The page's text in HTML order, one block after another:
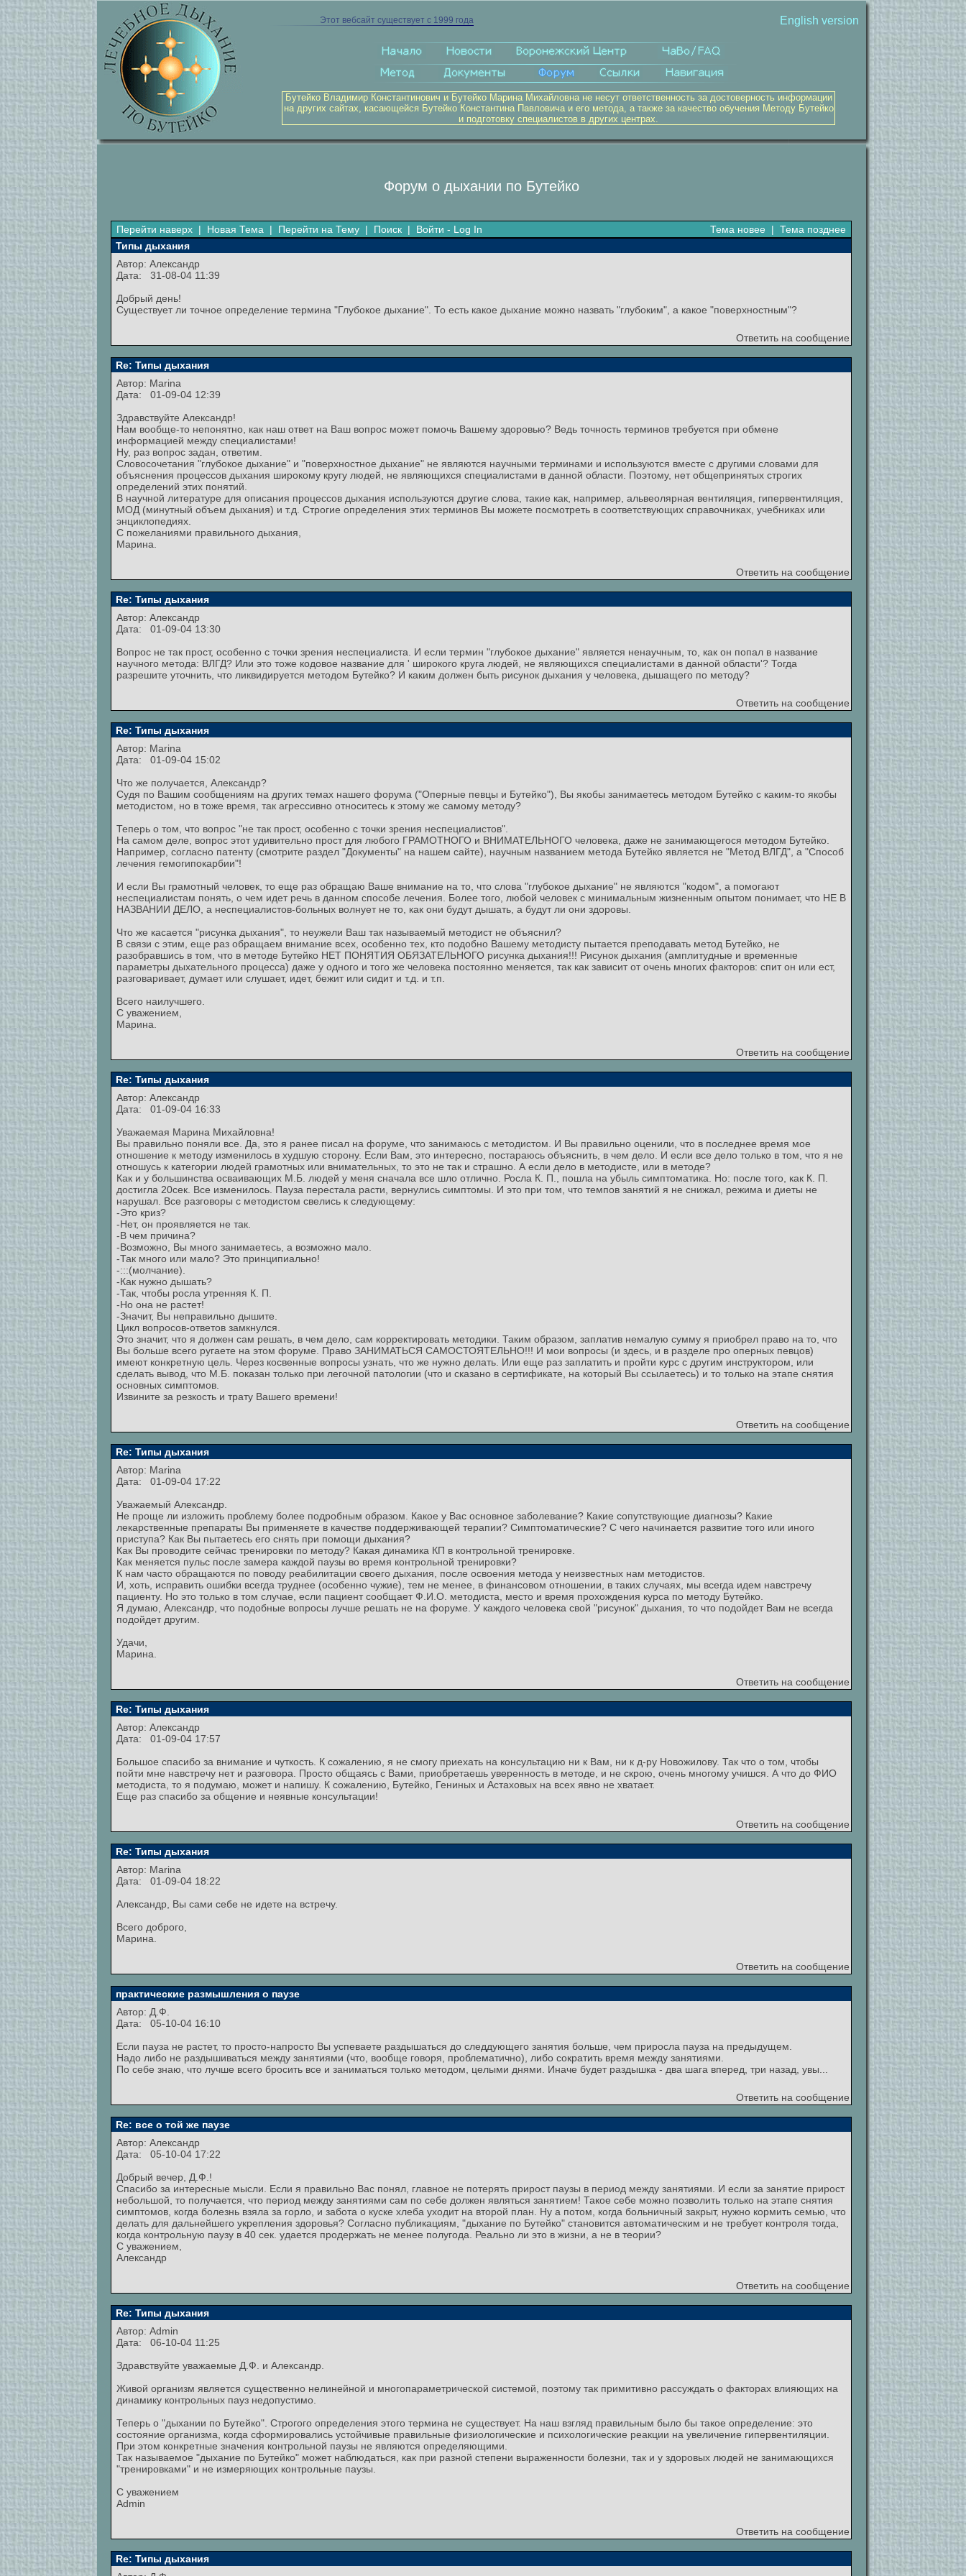
Этот вебсайт существует с 1999 года English version
Бутейко Владимир Константинович и Бутейко Марина Михайловна не несут ответственность за достоверность информации
на других сайтах, касающейся Бутейко Константина Павловича и его метода, а также за качество обучения Методу Бутейко
и подготовку специалистов в других центрах.
Форум о дыхании по Бутейко
Перейти наверх | Новая Тема | Перейти на Тему | Поиск | Войти - Log In Тема новее | Тема позднее
Типы дыхания
Автор: Александр
Дата: 31-08-04 11:39
Добрый день!
Существует ли точное определение термина "Глубокое дыхание". То есть какое дыхание можно назвать "глубоким", а какое "поверхностным"?
Ответить на сообщение
Re: Типы дыхания
Автор: Marina
Дата: 01-09-04 12:39
Здравствуйте Александр!
Нам вообще-то непонятно, как наш ответ на Ваш вопрос может помочь Вашему здоровью? Ведь точность терминов требуется при обмене
информацией между специалистами!
Ну, раз вопрос задан, ответим.
Словосочетания "глубокое дыхание" и "поверхностное дыхание" не являются научными терминами и используются вместе с другими словами для
объяснения процессов дыхания широкому кругу людей, не являющихся специалистами в данной области. Поэтому, нет общепринятых строгих
определений этих понятий.
В научной литературе для описания процессов дыхания используются другие слова, такие как, например, альвеолярная вентиляция, гипервентиляция,
МОД (минутный объем дыхания) и т.д. Строгие определения этих терминов Вы можете посмотреть в соответствующих справочниках, учебниках или
энциклопедиях.
С пожеланиями правильного дыхания,
Марина.
Ответить на сообщение
Re: Типы дыхания
Автор: Александр
Дата: 01-09-04 13:30
Вопрос не так прост, особенно с точки зрения неспециалиста. И если термин "глубокое дыхание" является ненаучным, то, как он попал в название
научного метода: ВЛГД? Или это тоже кодовое название для ' широкого круга людей, не являющихся специалистами в данной области'? Тогда
разрешите уточнить, что ликвидируется методом Бутейко? И каким должен быть рисунок дыхания у человека, дышащего по методу?
Ответить на сообщение
Re: Типы дыхания
Автор: Marina
Дата: 01-09-04 15:02
Что же получается, Александр?
Судя по Вашим сообщениям на других темах нашего форума ("Оперные певцы и Бутейко"), Вы якобы занимаетесь методом Бутейко с каким-то якобы
методистом, но в тоже время, так агрессивно относитесь к этому же самому методу?
Теперь о том, что вопрос "не так прост, особенно с точки зрения неспециалистов".
На самом деле, вопрос этот удивительно прост для любого ГРАМОТНОГО и ВНИМАТЕЛЬНОГО человека, даже не занимающегося методом Бутейко.
Например, согласно патенту (смотрите раздел "Документы" на нашем сайте), научным названием метода Бутейко является не "Метод ВЛГД", а "Способ
лечения гемогипокарбии"!
И если Вы грамотный человек, то еще раз обращаю Ваше внимание на то, что слова "глубокое дыхание" не являются "кодом", а помогают
неспециалистам понять, о чем идет речь в данном способе лечения. Более того, любой человек с минимальным жизненным опытом понимает, что НЕ В
НАЗВАНИИ ДЕЛО, а неспециалистов-больных волнует не то, как они будут дышать, а будут ли они здоровы.
Что же касается "рисунка дыхания", то неужели Ваш так называемый методист не объяснил?
В связи с этим, еще раз обращаем внимание всех, особенно тех, кто подобно Вашему методисту пытается преподавать метод Бутейко, не
разобравшись в том, что в методе Бутейко НЕТ ПОНЯТИЯ ОБЯЗАТЕЛЬНОГО рисунка дыхания!!! Рисунок дыхания (амплитудные и временные
параметры дыхательного процесса) даже у одного и того же человека постоянно меняется, так как зависит от очень многих факторов: спит он или ест,
разговаривает, думает или слушает, идет, бежит или сидит и т.д. и т.п.
Всего наилучшего.
С уважением,
Марина.
Ответить на сообщение
Re: Типы дыхания
Автор: Александр
Дата: 01-09-04 16:33
Уважаемая Марина Михайловна!
Вы правильно поняли все. Да, это я ранее писал на форуме, что занимаюсь с методистом. И Вы правильно оценили, что в последнее время мое
отношение к методу изменилось в худшую сторону. Если Вам, это интересно, постараюсь объяснить, в чем дело. И если все дело только в том, что я не
отношусь к категории людей грамотных или внимательных, то это не так и страшно. А если дело в методисте, или в методе?
Как и у большинства осваивающих М.Б. людей у меня сначала все шло отлично. Росла К. П., пошла на убыль симптоматика. Но: после того, как К. П.
достигла 20сек. Все изменилось. Пауза перестала расти, вернулись симптомы. И это при том, что темпов занятий я не снижал, режима и диеты не
нарушал. Все разговоры с методистом свелись к следующему:
-Это криз?
-Нет, он проявляется не так.
-В чем причина?
-Возможно, Вы много занимаетесь, а возможно мало.
-Так много или мало? Это принципиально!
-:::(молчание).
-Как нужно дышать?
-Так, чтобы росла утренняя К. П.
-Но она не растет!
-Значит, Вы неправильно дышите.
Цикл вопросов-ответов замкнулся.
Это значит, что я должен сам решать, в чем дело, сам корректировать методики. Таким образом, заплатив немалую сумму я приобрел право на то, что
Вы больше всего ругаете на этом форуме. Право ЗАНИМАТЬСЯ САМОСТОЯТЕЛЬНО!!! И мои вопросы (и здесь, и в разделе про оперных певцов)
имеют конкретную цель. Через косвенные вопросы узнать, что же нужно делать. Или еще раз заплатить и пройти курс с другим инструктором, или
сделать вывод, что М.Б. показан только при легочной патологии (что и сказано в сертификате, на который Вы ссылаетесь) и то только на этапе снятия
основных симптомов.
Извините за резкость и трату Вашего времени!
Ответить на сообщение
Re: Типы дыхания
Автор: Marina
Дата: 01-09-04 17:22
Уважаемый Александр.
Не проще ли изложить проблему более подробным образом. Какое у Вас основное заболевание? Какие сопутствующие диагнозы? Какие
лекарственные препараты Вы применяете в качестве поддерживающей терапии? Симптоматические? С чего начинается развитие того или иного
приступа? Как Вы пытаетесь его снять при помощи дыхания?
Как Вы проводите сейчас тренировки по методу? Какая динамика КП в контрольной тренировке.
Как меняется пульс после замера каждой паузы во время контрольной тренировки?
К нам часто обращаются по поводу реабилитации своего дыхания, после освоения метода у неизвестных нам методистов.
И, хоть, исправить ошибки всегда труднее (особенно чужие), тем не менее, в финансовом отношении, в таких случаях, мы всегда идем навстречу
пациенту. Но это только в том случае, если пациент сообщает Ф.И.О. методиста, место и время прохождения курса по методу Бутейко.
Я думаю, Александр, что подобные вопросы лучше решать не на форуме. У каждого человека свой "рисунок" дыхания, то что подойдет Вам не всегда
подойдет другим.
Удачи,
Марина.
Ответить на сообщение
Re: Типы дыхания
Автор: Александр
Дата: 01-09-04 17:57
Большое спасибо за внимание и чуткость. К сожалению, я не смогу приехать на консультацию ни к Вам, ни к д-ру Новожилову. Так что о том, чтобы
пойти мне навстречу нет и разговора. Просто общаясь с Вами, приобретаешь уверенность в методе, и не скрою, очень многому учишся. А что до ФИО
методиста, то я подумаю, может и напишу. К сожалению, Бутейко, Гениных и Астаховых на всех явно не хватает.
Еще раз спасибо за общение и неявные консультации!
Ответить на сообщение
Re: Типы дыхания
Автор: Marina
Дата: 01-09-04 18:22
Александр, Вы сами себе не идете на встречу.
Всего доброго,
Марина.
Ответить на сообщение
практические размышления о паузе
Автор: Д.Ф.
Дата: 05-10-04 16:10
Если пауза не растет, то просто-напросто Вы успеваете раздышаться до следдующего занятия больше, чем приросла пауза на предыдущем.
Надо либо не раздышиваться между занятиями (что, вообще говоря, проблематично), либо сократить время между занятиями.
По себе знаю, что лучше всего бросить все и заниматься только методом, целыми днями. Иначе будет раздышка - два шага вперед, три назад, увы...
Ответить на сообщение
Re: все о той же паузе
Автор: Александр
Дата: 05-10-04 17:22
Добрый вечер, Д.Ф.!
Спасибо за интересные мысли. Если я правильно Вас понял, главное не потерять прирост паузы в период между занятиями. И если за занятие прирост
небольшой, то получается, что период между занятиями сам по себе должен являться занятием! Такое себе можно позволить только на этапе снятия
симптомов, когда болезнь взяла за горло, и забота о куске хлеба уходит на второй план. Ну а потом, когда больничный закрыт, нужно кормить семью, что
делать для дальнейшего укрепления здоровья? Согласно публикациям, "дыхание по Бутейко" становится автоматическим и не требует контроля тогда,
когда контрольную паузу в 40 сек. удается продержать не менее полугода. Реально ли это в жизни, а не в теории?
С уважением,
Александр
Ответить на сообщение
Re: Типы дыхания
Автор: Admin
Дата: 06-10-04 11:25
Здравствуйте уважаемые Д.Ф. и Александр.
Живой организм является существенно нелинейной и многопараметрической системой, поэтому так примитивно рассуждать о факторах влияющих на
динамику контрольных пауз недопустимо.
Теперь о "дыхании по Бутейко". Строгого определения этого термина не существует. На наш взгляд правильным было бы такое определение: это
состояние организма, когда сформировались устойчивые правильные физиологические и психологические реакции на увеличение гипервентиляции.
При этом конкретные значения контрольной паузы не являются определяющими.
Так называемое "дыхание по Бутейко" может наблюдаться, как при разной степени выраженности болезни, так и у здоровых людей не занимающихся
"тренировками" и не измеряющих контрольные паузы.
С уважением
Admin
Ответить на сообщение
Re: Типы дыхания